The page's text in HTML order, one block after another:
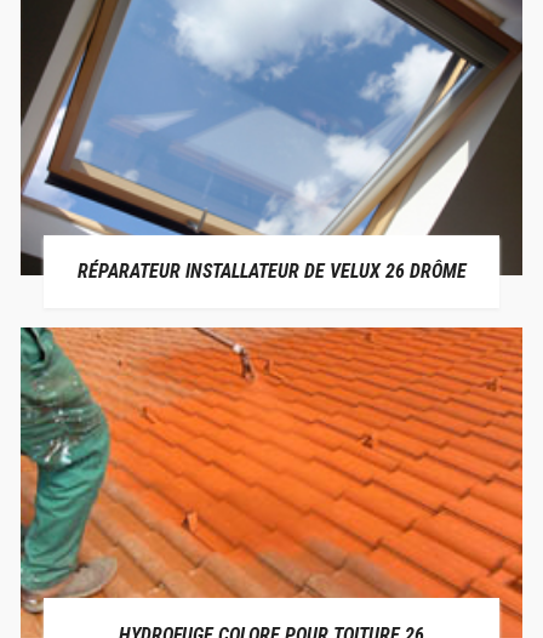
RÉPARATEUR INSTALLATEUR DE VELUX 26 DRÔME